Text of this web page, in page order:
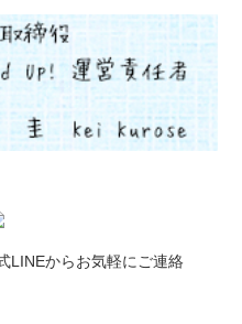
LINEからお気軽にご連絡